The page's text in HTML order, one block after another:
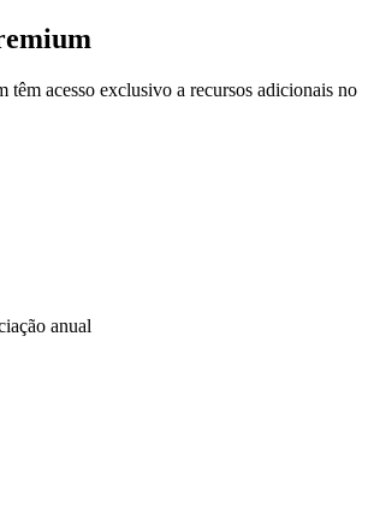
têm acesso exclusivo a recursos adicionais no
anual